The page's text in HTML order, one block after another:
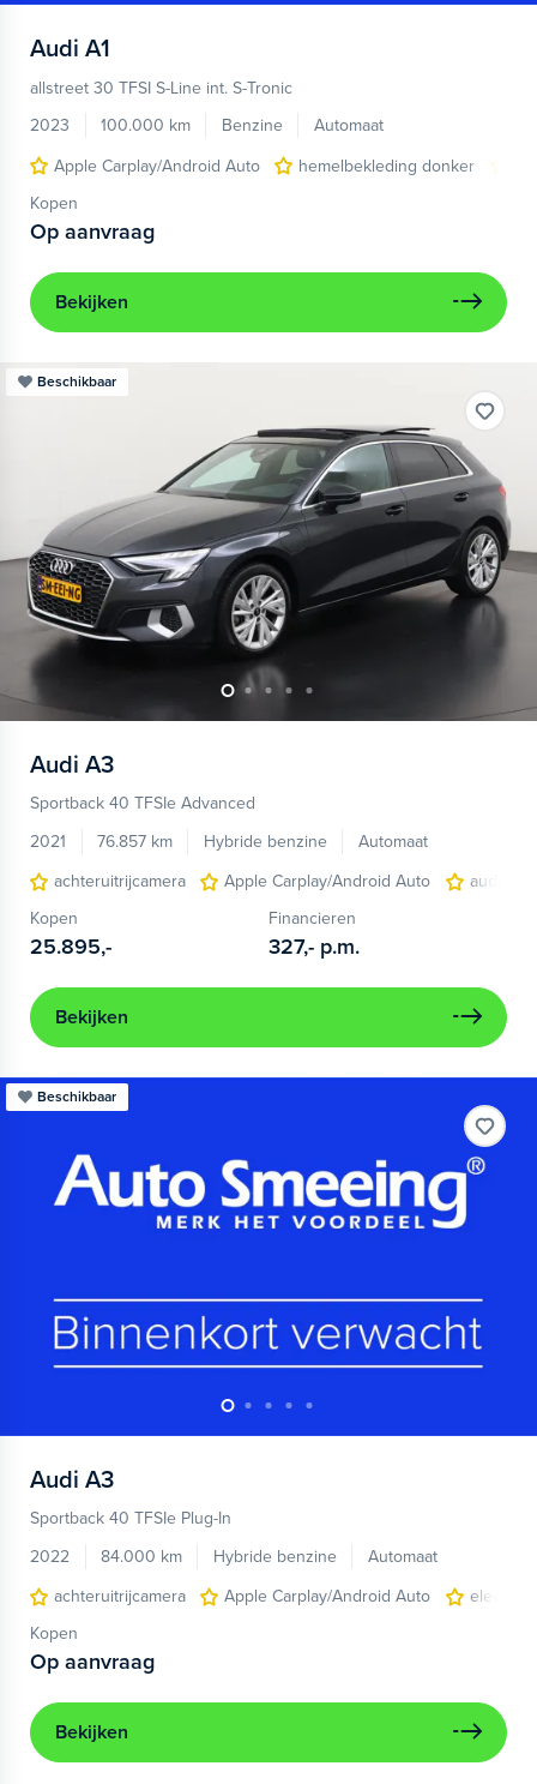
Audi A1
allstreet 30 TFSI S-Line int. S-Tronic
2023
100.000 km Benzine
Automaat
Apple Carplay/Android Auto
hemelbekleding donker
Kopen
Op aanvraag
Bekijken
Beschikbaar
Audi A3
Sportback 40 TFSIe Advanced
2021
76.857 km Hybride benzine
Automaat
achteruitrijcamera
Apple Carplay/Android Auto
audio
Kopen
25.895,-
Financieren
327,- p.m.
Bekijken
Beschikbaar
Audi A3
Sportback 40 TFSIe Plug-In
2022
84.000 km Hybride benzine
Automaat
achteruitrijcamera
Apple Carplay/Android Auto
Kopen
Op aanvraag
Bekijken